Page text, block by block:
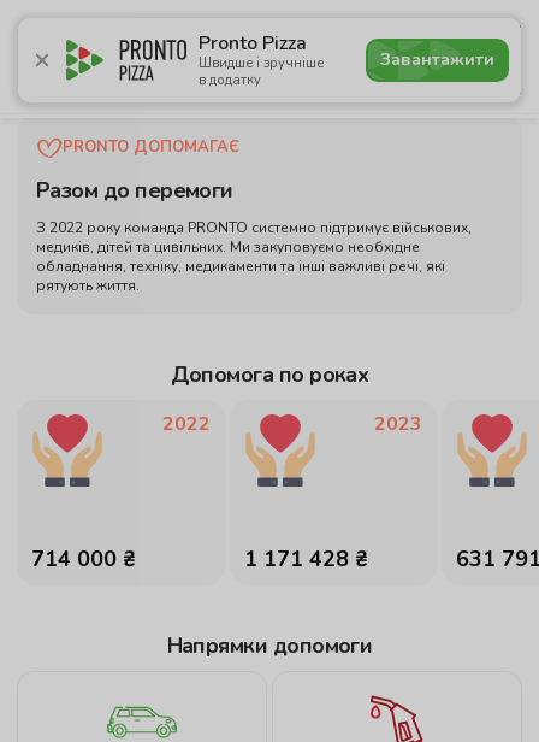
Pronto Pizza
Швидше і зручніше
в додатку
Завантажити
4.8
Акції Піца Суші Сети Напої
PRONTO ДОПОМАГАЄ
Разом до перемоги
З 2022 року команда PRONTO системно підтримує військових,
медиків, дітей та цивільних. Ми закуповуємо необхідне
обладнання, техніку, медикаменти та інші важливі речі, які
рятують життя.
Допомога по роках
2022
714 000 ₴
2023
1 171 428 ₴ 631
Напрямки допомоги